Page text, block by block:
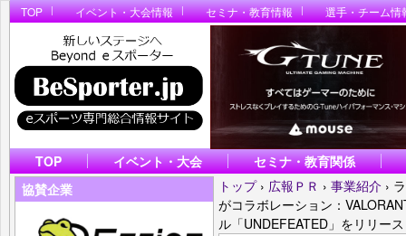
TOP イベント・大会情報 セミナ・教育情報 選手・チーム情
TOP イベント・大会
セミナ・教育関係
協賛企業
トップ › 広報ＰＲ › 事業紹介 ›
がコラボレーション：
ル「UNDEFEATED」をリリース